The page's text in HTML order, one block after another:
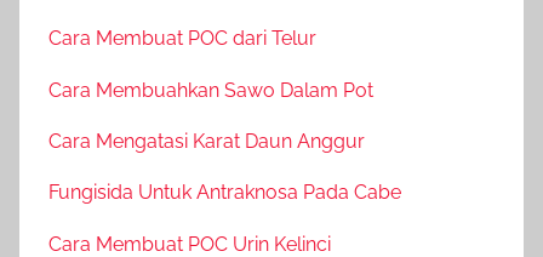
Cara Membuat POC dari Telur
Cara Membuahkan Sawo Dalam Pot
Cara Mengatasi Karat Daun Anggur
Fungisida Untuk Antraknosa Pada Cabe
Cara Membuat POC Urin Kelinci